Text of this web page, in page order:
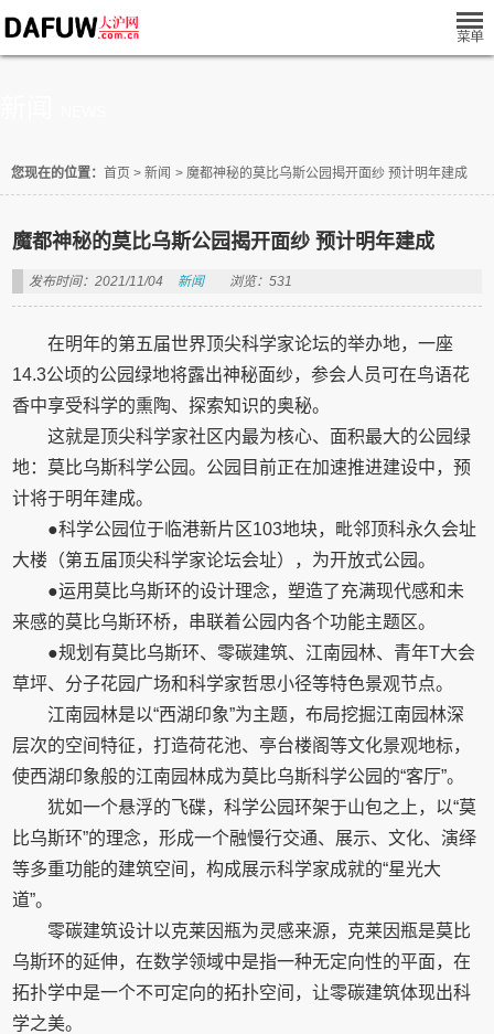
您现在的位置： 首页 > 新闻 > 魔都神秘的莫比乌斯公园揭开面纱 预计明年建成
魔都神秘的莫比乌斯公园揭开面纱 预计明年建成
发布时间：2021/11/04 新闻 浏览：531
在明年的第五届世界顶尖科学家论坛的举办地，一座
14.3公顷的公园绿地将露出神秘面纱，参会人员可在鸟语花
香中享受科学的熏陶、探索知识的奥秘。
这就是顶尖科学家社区内最为核心、面积最大的公园绿
地：莫比乌斯科学公园。公园目前正在加速推进建设中，预
计将于明年建成。
●科学公园位于临港新片区103地块，毗邻顶科永久会址
大楼（第五届顶尖科学家论坛会址），为开放式公园。
●运用莫比乌斯环的设计理念，塑造了充满现代感和未
来感的莫比乌斯环桥，串联着公园内各个功能主题区。
●规划有莫比乌斯环、零碳建筑、江南园林、青年T大会
草坪、分子花园广场和科学家哲思小径等特色景观节点。
江南园林是以“西湖印象”为主题，布局挖掘江南园林深
层次的空间特征，打造荷花池、亭台楼阁等文化景观地标，
使西湖印象般的江南园林成为莫比乌斯科学公园的“客厅”。
犹如一个悬浮的飞碟，科学公园环架于山包之上，以“莫
比乌斯环”的理念，形成一个融慢行交通、展示、文化、演绎
等多重功能的建筑空间，构成展示科学家成就的“星光大
道”。
零碳建筑设计以克莱因瓶为灵感来源，克莱因瓶是莫比
乌斯环的延伸，在数学领域中是指一种无定向性的平面，在
拓扑学中是一个不可定向的拓扑空间，让零碳建筑体现出科
学之美。